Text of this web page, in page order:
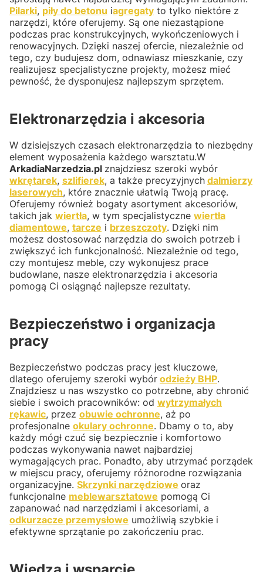
Pilarki, piły do betonu iagregaty to tylko niektóre z
narzędzi, które oferujemy. Są one niezastąpione
podczas prac konstrukcyjnych, wykończeniowych i
renowacyjnych. Dzięki naszej ofercie, niezależnie od
tego, czy budujesz dom, odnawiasz mieszkanie, czy
realizujesz specjalistyczne projekty, możesz mieć
pewność, że dysponujesz najlepszym sprzętem.
Elektronarzędzia i akcesoria
W dzisiejszych czasach elektronarzędzia to niezbędny
element wyposażenia każdego warsztatu.W
ArkadiaNarzedzia.pl znajdziesz szeroki wybór
wkrętarek, szlifierek, a także precyzyjnych dalmierzy
laserowych, które znacznie ułatwią Twoją pracę.
Oferujemy również bogaty asortyment akcesoriów,
takich jak wiertła, w tym specjalistyczne wiertła
diamentowe, tarcze i brzeszczoty. Dzięki nim
możesz dostosować narzędzia do swoich potrzeb i
zwiększyć ich funkcjonalność. Niezależnie od tego,
czy montujesz meble, czy wykonujesz prace
budowlane, nasze elektronarzędzia i akcesoria
pomogą Ci osiągnąć najlepsze rezultaty.
Bezpieczeństwo i organizacja
pracy
Bezpieczeństwo podczas pracy jest kluczowe,
dlatego oferujemy szeroki wybór odzieży BHP.
Znajdziesz u nas wszystko co potrzebne, aby chronić
siebie i swoich pracowników: od wytrzymałych
rękawic, przez obuwie ochronne, aż po
profesjonalne okulary ochronne. Dbamy o to, aby
każdy mógł czuć się bezpiecznie i komfortowo
podczas wykonywania nawet najbardziej
wymagających prac. Ponadto, aby utrzymać porządek
w miejscu pracy, oferujemy różnorodne rozwiązania
organizacyjne. Skrzynki narzędziowe oraz
funkcjonalne meblewarsztatowe pomogą Ci
zapanować nad narzędziami i akcesoriami, a
odkurzacze przemysłowe umożliwią szybkie i
efektywne sprzątanie po zakończeniu prac.